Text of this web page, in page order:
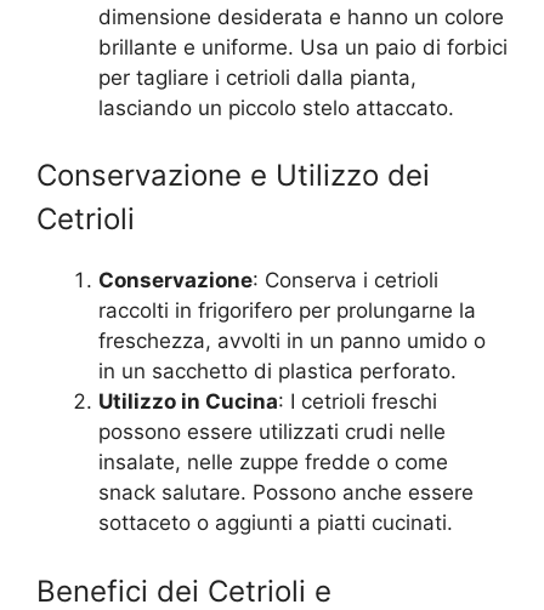
dimensione desiderata e hanno un colore
brillante e uniforme. Usa un paio di forbici
per tagliare i cetrioli dalla pianta,
lasciando un piccolo stelo attaccato.
Conservazione e Utilizzo dei
Cetrioli
Conservazione: Conserva i cetrioli
raccolti in frigorifero per prolungarne la
freschezza, avvolti in un panno umido o
in un sacchetto di plastica perforato.
Utilizzo in Cucina: I cetrioli freschi
possono essere utilizzati crudi nelle
insalate, nelle zuppe fredde o come
snack salutare. Possono anche essere
sottaceto o aggiunti a piatti cucinati.
Benefici dei Cetrioli e